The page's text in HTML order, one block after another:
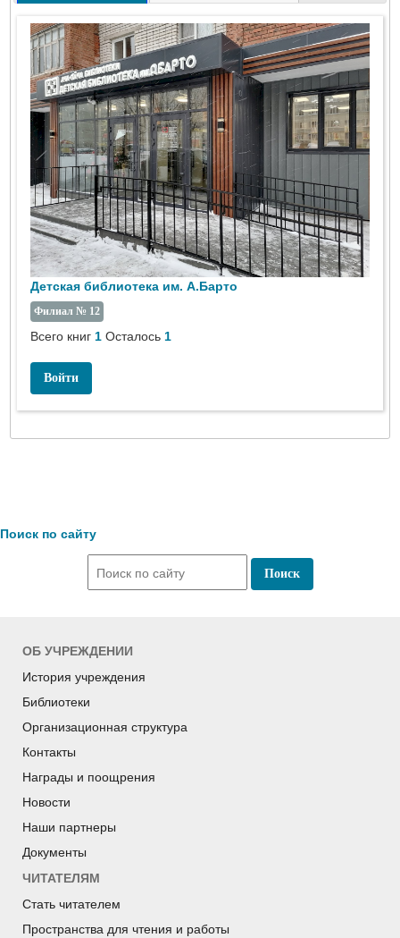
Детская библиотека им. А.Барто
Филиал № 12
Всего книг 1 Осталось 1
Войти
Поиск по сайту
ОБ УЧРЕЖДЕНИИ
История учреждения
Библиотеки
Организационная структура
Контакты
Награды и поощрения
Новости
Наши партнеры
Документы
ЧИТАТЕЛЯМ
Стать читателем
Пространства для чтения и работы